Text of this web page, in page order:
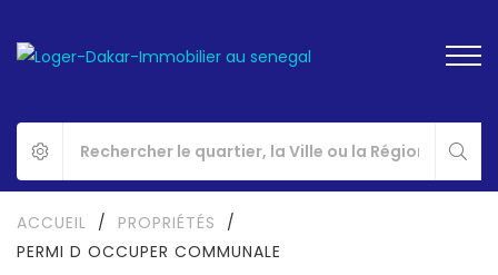
ACCUEIL / PROPRIÉTÉS
/
PERMI D OCCUPER COMMUNALE